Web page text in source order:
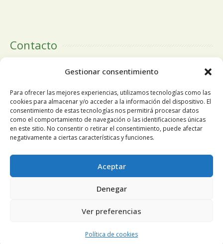
Gestionar consentimiento
Para ofrecer las mejores experiencias, utilizamos tecnologías como las
cookies para almacenar y/o acceder a la información del dispositivo. El
consentimiento de estas tecnologías nos permitirá procesar datos
como el comportamiento de navegación o las identificaciones únicas
en este sitio. No consentir o retirar el consentimiento, puede afectar
negativamente a ciertas características y funciones.
Aceptar
Denegar
Ver preferencias
Política de cookies
Contacto
Calle Doctor Calero, 19 Centro Comercial El Tutti 1ª Planta,
Tlfn: +34 91 196 19 63
pedidosnuosalud@gmail.com
nuestros servicios y mostrarle publicidad relacionada con sus
preferencias mediante el análisis de sus hábitos de
su uso. Puede cambiar la configuración u obtener más
informaciónaquí. Aceptar